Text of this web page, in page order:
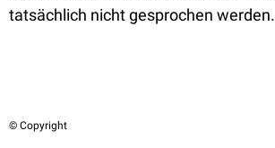
tatsächlich nicht gesprochen werden.
© Copyright